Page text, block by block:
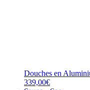
Douches en
339,00€